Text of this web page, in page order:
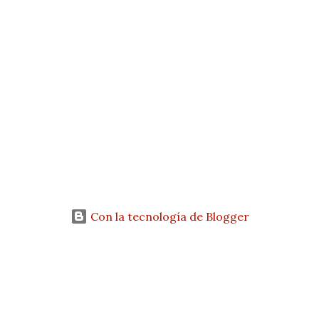
Con la tecnología de Blogger